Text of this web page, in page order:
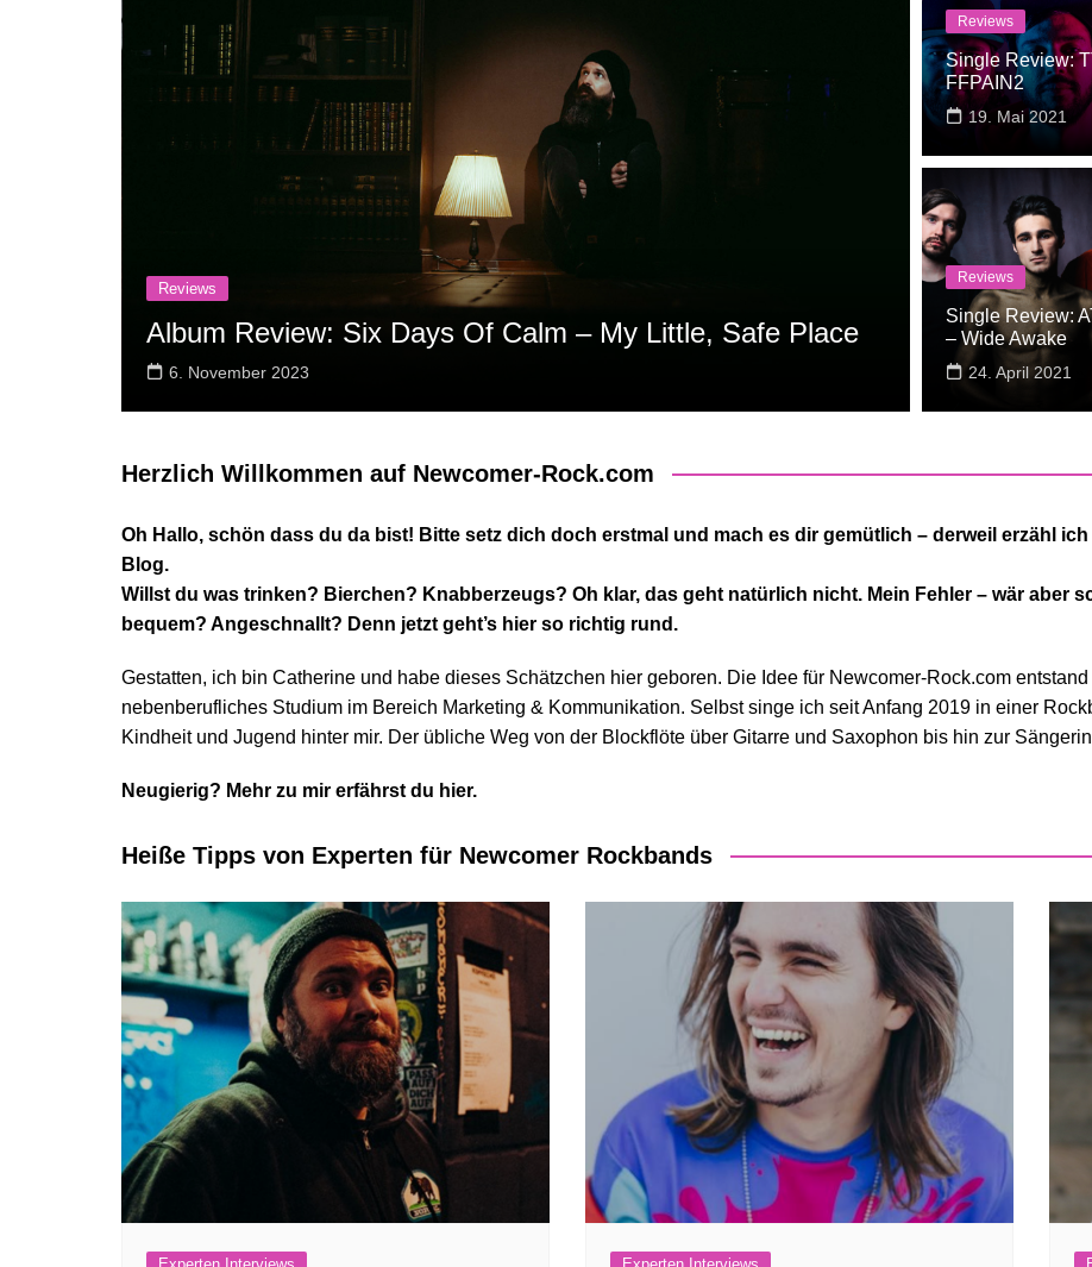
Reviews
Album Review: Six Days Of Calm – My Little, Safe Place
6. November 2023
Reviews
Single
7. Juni 2021
Reviews
Single Review:
FFPAIN2
19. Mai 2021
Reviews
Single Review:
– Wide Awake
24. April 2021
Herzlich Willkommen auf Newcomer-Rock.com
Oh Hallo, schön dass du da bist! Bitte setz dich doch erstmal und mach es dir gemütlich – derweil erzähl
Blog.
Willst du was trinken? Bierchen? Knabberzeugs? Oh klar, das geht natürlich nicht. Mein Fehler – wär aber
bequem? Angeschnallt? Denn jetzt geht’s hier so richtig rund.
Gestatten, ich bin Catherine und habe dieses Schätzchen hier geboren. Die Idee für Newcomer-Rock.com
nebenberufliches Studium im Bereich Marketing & Kommunikation. Selbst singe ich seit Anfang 2019 in einer
Kindheit und Jugend hinter mir. Der übliche Weg von der Blockflöte über Gitarre und Saxophon bis hin zur
Neugierig? Mehr zu mir erfährst du hier.
Heiße Tipps von Experten für Newcomer Rockbands